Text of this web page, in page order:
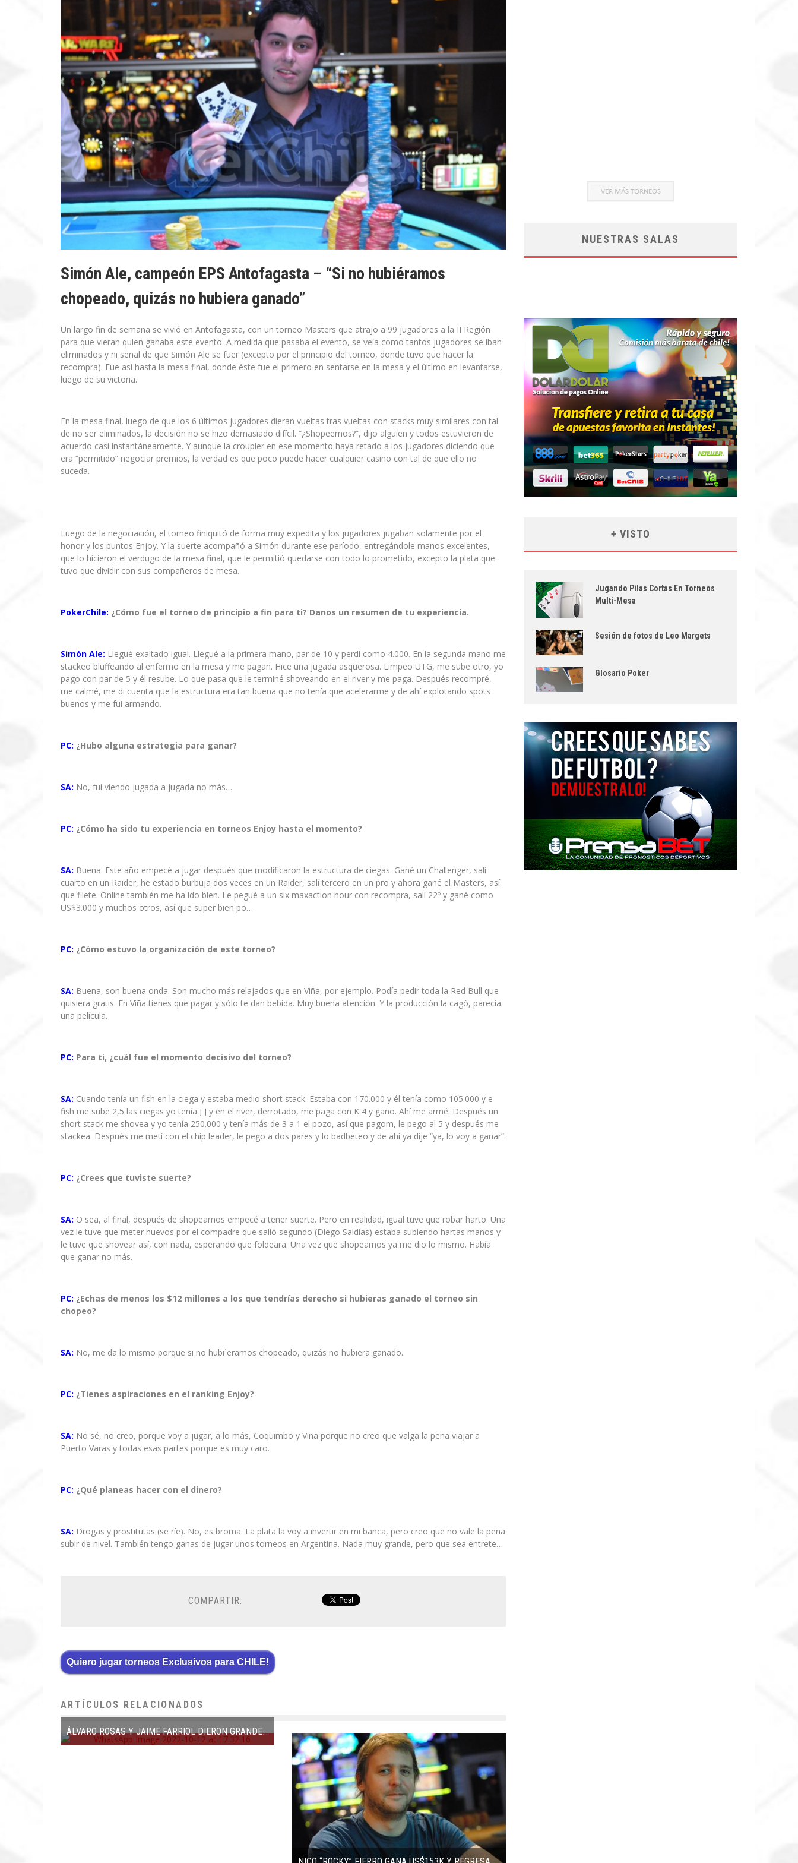
Simón Ale, campeón EPS Antofagasta – “Si no hubiéramos
chopeado, quizás no hubiera ganado”
Un largo fin de semana se vivió en Antofagasta, con un torneo Masters que atrajo a 99 jugadores a la II Región
para que vieran quien ganaba este evento. A medida que pasaba el evento, se veía como tantos jugadores se iban
eliminados y ni señal de que Simón Ale se fuer (excepto por el principio del torneo, donde tuvo que hacer la
recompra). Fue así hasta la mesa final, donde éste fue el primero en sentarse en la mesa y el último en levantarse,
luego de su victoria.
En la mesa final, luego de que los 6 últimos jugadores dieran vueltas tras vueltas con stacks muy similares con tal
de no ser eliminados, la decisión no se hizo demasiado difícil. “¿Shopeemos?”, dijo alguien y todos estuvieron de
acuerdo casi instantáneamente. Y aunque la croupier en ese momento haya retado a los jugadores diciendo que
era “permitido” negociar premios, la verdad es que poco puede hacer cualquier casino con tal de que ello no
suceda.
Luego de la negociación, el torneo finiquitó de forma muy expedita y los jugadores jugaban solamente por el
honor y los puntos Enjoy. Y la suerte acompañó a Simón durante ese período, entregándole manos excelentes,
que lo hicieron el verdugo de la mesa final, que le permitió quedarse con todo lo prometido, excepto la plata que
tuvo que dividir con sus compañeros de mesa.
PokerChile: ¿Cómo fue el torneo de principio a fin para ti? Danos un resumen de tu experiencia.
Simón Ale: Llegué exaltado igual. Llegué a la primera mano, par de 10 y perdí como 4.000. En la segunda mano me
stackeo bluffeando al enfermo en la mesa y me pagan. Hice una jugada asquerosa. Limpeo UTG, me sube otro, yo
pago con par de 5 y él resube. Lo que pasa que le terminé shoveando en el river y me paga. Después recompré,
me calmé, me di cuenta que la estructura era tan buena que no tenía que acelerarme y de ahí explotando spots
buenos y me fui armando.
PC: ¿Hubo alguna estrategia para ganar?
SA: No, fui viendo jugada a jugada no más…
PC: ¿Cómo ha sido tu experiencia en torneos Enjoy hasta el momento?
SA: Buena. Este año empecé a jugar después que modificaron la estructura de ciegas. Gané un Challenger, salí
cuarto en un Raider, he estado burbuja dos veces en un Raider, salí tercero en un pro y ahora gané el Masters, así
que filete. Online también me ha ido bien. Le pegué a un six maxaction hour con recompra, salí 22º y gané como
US$3.000 y muchos otros, así que super bien po…
PC: ¿Cómo estuvo la organización de este torneo?
SA: Buena, son buena onda. Son mucho más relajados que en Viña, por ejemplo. Podía pedir toda la Red Bull que
quisiera gratis. En Viña tienes que pagar y sólo te dan bebida. Muy buena atención. Y la producción la cagó, parecía
una película.
PC: Para ti, ¿cuál fue el momento decisivo del torneo?
SA: Cuando tenía un fish en la ciega y estaba medio short stack. Estaba con 170.000 y él tenía como 105.000 y e
fish me sube 2,5 las ciegas yo tenía J J y en el river, derrotado, me paga con K 4 y gano. Ahí me armé. Después un
short stack me shovea y yo tenía 250.000 y tenía más de 3 a 1 el pozo, así que pagom, le pego al 5 y después me
stackea. Después me metí con el chip leader, le pego a dos pares y lo badbeteo y de ahí ya dije “ya, lo voy a ganar”.
PC: ¿Crees que tuviste suerte?
SA: O sea, al final, después de shopeamos empecé a tener suerte. Pero en realidad, igual tuve que robar harto. Una
vez le tuve que meter huevos por el compadre que salió segundo (Diego Saldías) estaba subiendo hartas manos y
le tuve que shovear así, con nada, esperando que foldeara. Una vez que shopeamos ya me dio lo mismo. Había
que ganar no más.
PC: ¿Echas de menos los $12 millones a los que tendrías derecho si hubieras ganado el torneo sin
chopeo?
SA: No, me da lo mismo porque si no hubi´eramos chopeado, quizás no hubiera ganado.
PC: ¿Tienes aspiraciones en el ranking Enjoy?
SA: No sé, no creo, porque voy a jugar, a lo más, Coquimbo y Viña porque no creo que valga la pena viajar a
Puerto Varas y todas esas partes porque es muy caro.
PC: ¿Qué planeas hacer con el dinero?
SA: Drogas y prostitutas (se ríe). No, es broma. La plata la voy a invertir en mi banca, pero creo que no vale la pena
subir de nivel. También tengo ganas de jugar unos torneos en Argentina. Nada muy grande, pero que sea entrete…
COMPARTIR:
Quiero jugar torneos Exclusivos para CHILE!
ARTÍCULOS RELACIONADOS
ÁLVARO ROSAS Y JAIME FARRIOL DIERON GRANDES PASOS EN LAS ÚLTIMAS DOS FECHAS DE LIGA POKER AUSTRAL
NUESTRAS SALAS
+ VISTO
Jugando Pilas Cortas En Torneos
Multi-Mesa
Sesión de fotos de Leo Margets
Glosario Poker